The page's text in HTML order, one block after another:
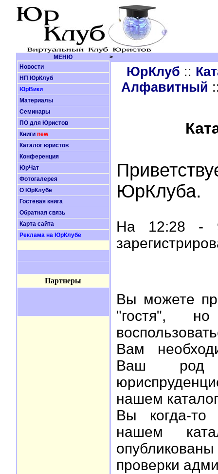
МЕНЮ
>
Новости
НП ЮрКлуб
ЮрВики
Материалы
Семинары
ПО для Юристов
Книги new
Каталог юристов
Конференция
ЮрЧат
Фотогалерея
О ЮрКлубе
Гостевая книга
Обратная связь
Карта сайта
Реклама на ЮрКлубе
Партнеры
ЮрКлуб ::
Алфавитный
ЮрКлуба.
На 12:28 -
Вы можете
"гостя",
Вам
Ваш род
нашем
Вы когда-то
нашем
проверки